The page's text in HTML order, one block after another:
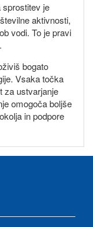
sprostitev je
aktivnosti,
vodi. To je pravi
bogato
Vsaka točka
za ustvarjanje
omogoča boljše
in podpore